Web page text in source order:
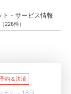
ト・サービス情報
（226件）
約＆決済